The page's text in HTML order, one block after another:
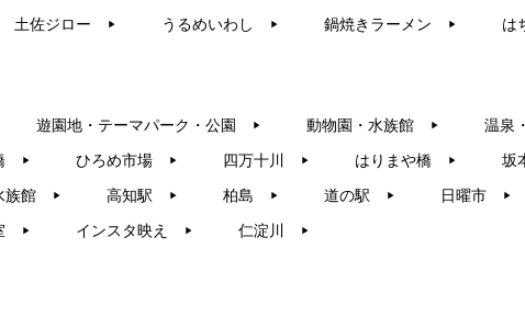
土佐ジロー ▶︎ うるめいわし ▶︎ 鍋焼きラーメン ▶︎ は
遊園地・テーマパーク・公園 ▶︎ 動物園・水族館 ▶︎ 温泉
▶︎ ひろめ市場 ▶︎ 四万十川 ▶︎ はりまや橋 ▶︎ 坂
族館 ▶︎ 高知駅 ▶︎ 柏島 ▶︎ 道の駅 ▶︎ 日曜市 ▶︎
▶︎ インスタ映え ▶︎ 仁淀川 ▶︎